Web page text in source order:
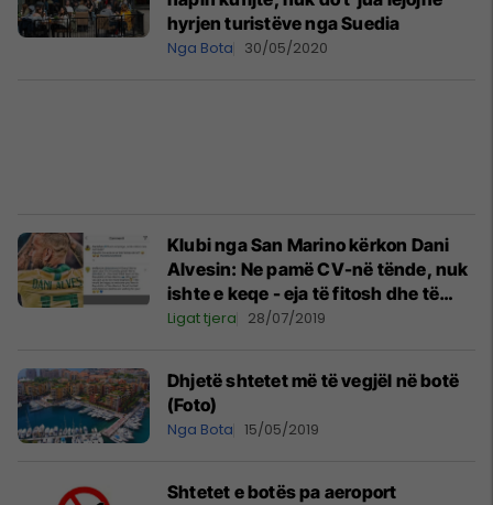
hyrjen turistëve nga Suedia
Nga Bota 30/05/2020
Klubi nga San Marino kërkon Dani
Alvesin: Ne pamë CV-në tënde, nuk
ishte e keqe - eja të fitosh dhe të
hash sandviç 'piadina'
Ligat tjera 28/07/2019
Dhjetë shtetet më të vegjël në botë
(Foto)
Nga Bota 15/05/2019
Shtetet e botës pa aeroport